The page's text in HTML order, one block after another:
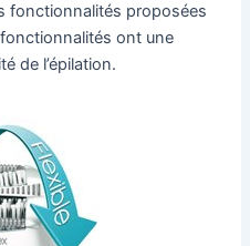
fonctionnalités proposées
ont une
de l’épilation.